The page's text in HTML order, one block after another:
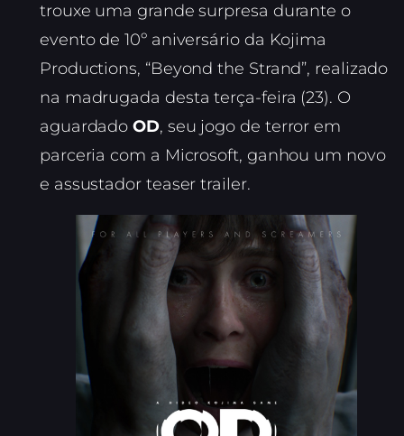
trouxe uma grande surpresa durante o
evento de 10º aniversário da Kojima
Productions, “Beyond the Strand”, realizado
na madrugada desta terça-feira (23). O
aguardadoOD, seu jogo de terror em
parceria com a Microsoft, ganhou um novo
e assustador teaser trailer.